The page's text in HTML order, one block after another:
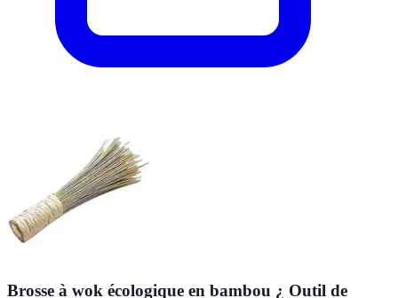
Brosse à wok écologique en bambou ¿ Outil de